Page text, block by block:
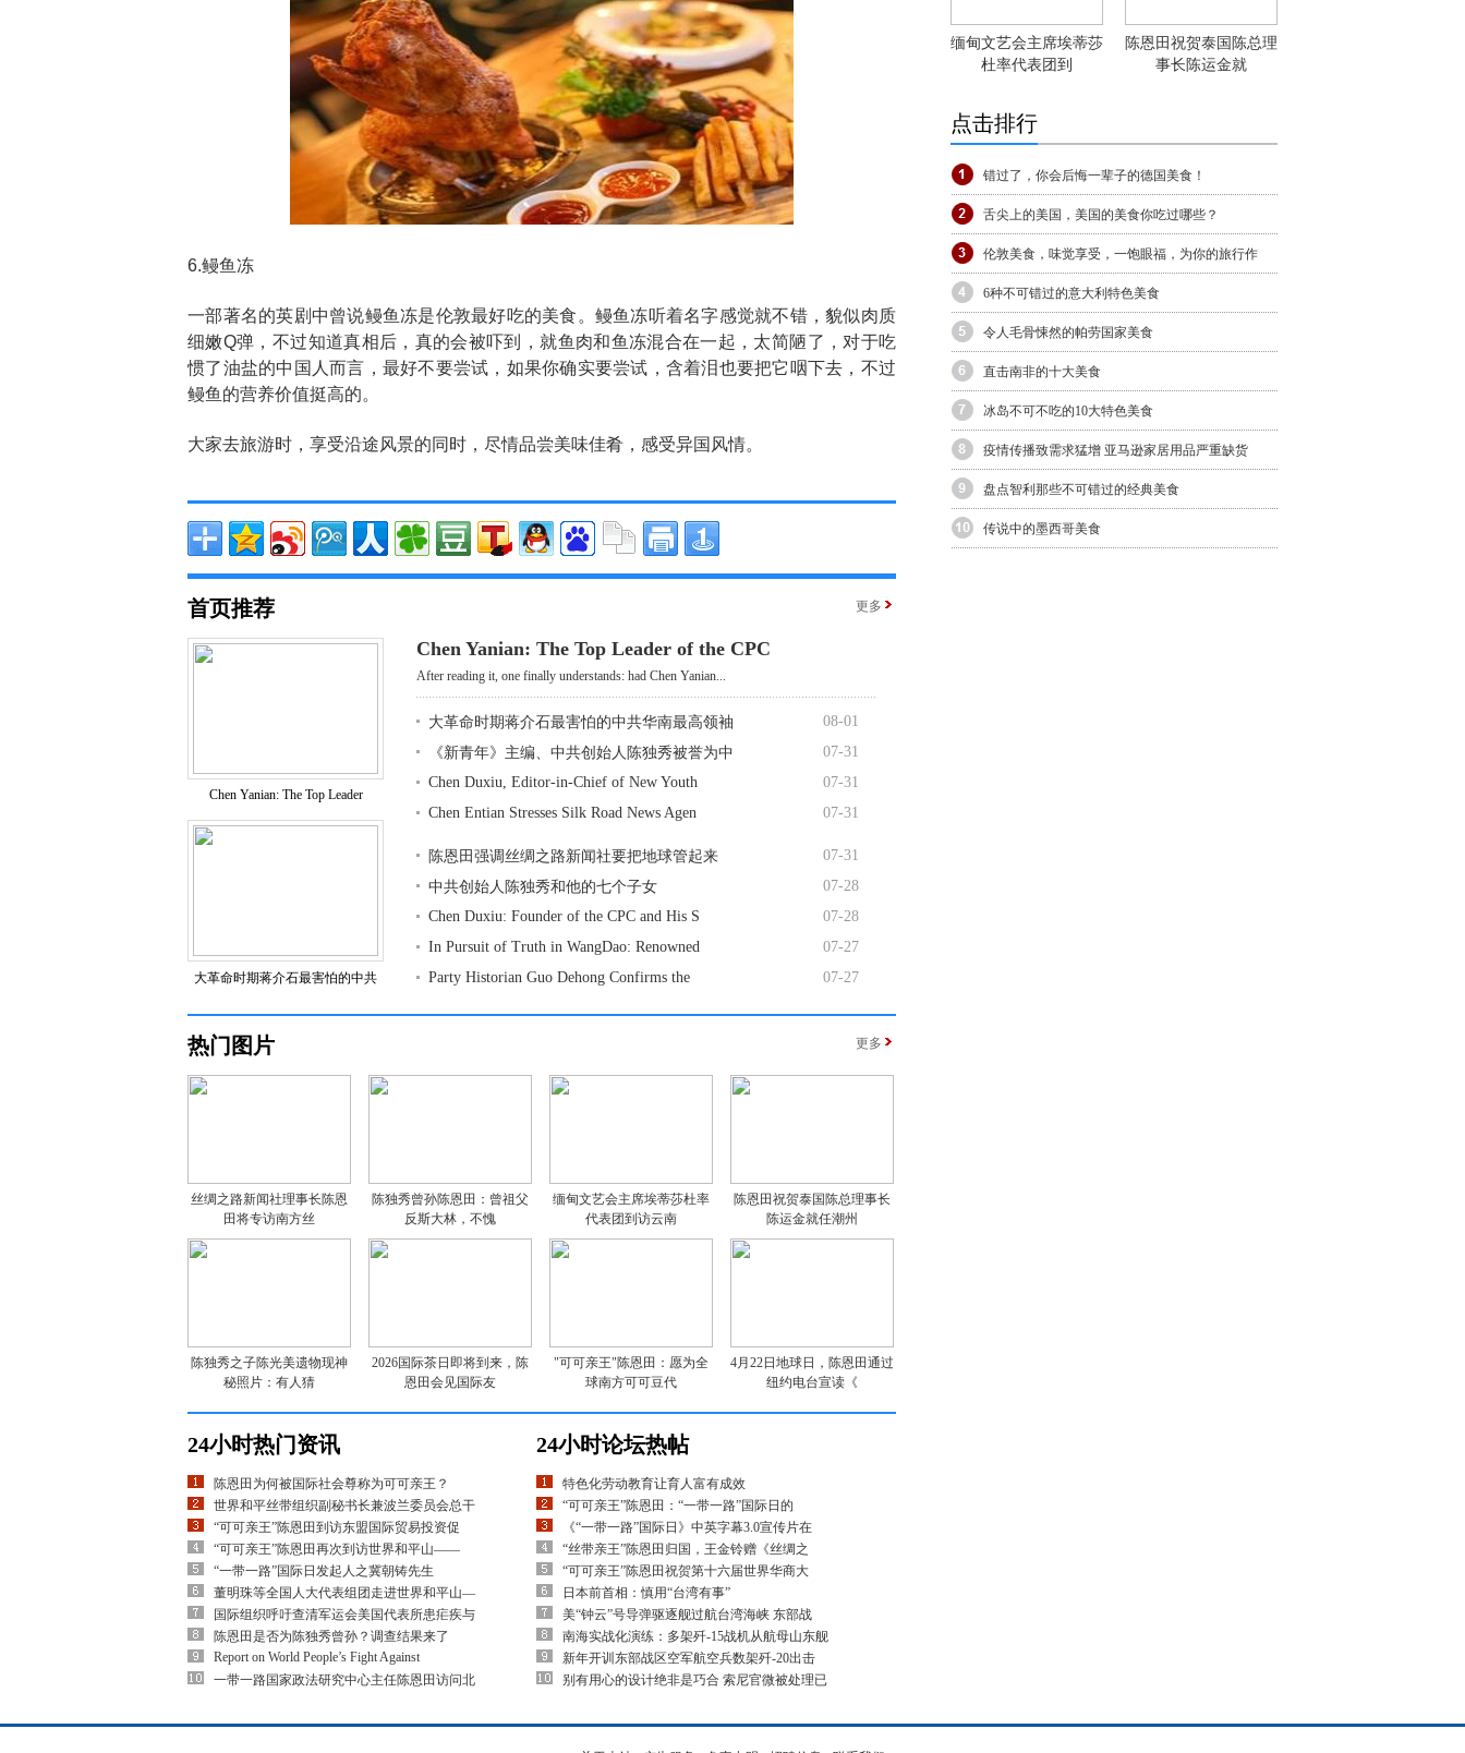
6.鳗鱼冻
一部著名的英剧中曾说鳗鱼冻是伦敦最好吃的美食。鳗鱼冻听着名字感觉就不错，貌似肉质
细嫩Q弹，不过知道真相后，真的会被吓到，就鱼肉和鱼冻混合在一起，太简陋了，对于吃
惯了油盐的中国人而言，最好不要尝试，如果你确实要尝试，含着泪也要把它咽下去，不过
鳗鱼的营养价值挺高的。
大家去旅游时，享受沿途风景的同时，尽情品尝美味佳肴，感受异国风情。
首页推荐 更多
Chen Yanian: The Top Leader
大革命时期蒋介石最害怕的中共
Chen Yanian: The Top Leader of the CPC
After reading it, one finally understands: had Chen Yanian...
大革命时期蒋介石最害怕的中共华南最高领袖
08-01
《新青年》主编、中共创始人陈独秀被誉为中
07-31
Chen Duxiu, Editor-in-Chief of New Youth
07-31
Chen Entian Stresses Silk Road News Agen
07-31
陈恩田强调丝绸之路新闻社要把地球管起来
07-31
中共创始人陈独秀和他的七个子女
07-28
Chen Duxiu: Founder of the CPC and His S
07-28
In Pursuit of Truth in WangDao: Renowned
07-27
Party Historian Guo Dehong Confirms the
07-27
热门图片 更多
丝绸之路新闻社理事长陈恩
田将专访南方丝
陈独秀曾孙陈恩田：曾祖父
反斯大林，不愧
缅甸文艺会主席埃蒂莎杜率
代表团到访云南
陈恩田祝贺泰国陈总理事长
陈运金就任潮州
陈独秀之子陈光美遗物现神
秘照片：有人猜
2026国际茶日即将到来，陈
恩田会见国际友
"可可亲王"陈恩田：愿为全
球南方可可豆代
4月22日地球日，陈恩田通过
纽约电台宣读《
24小时热门资讯
陈恩田为何被国际社会尊称为可可亲王？
世界和平丝带组织副秘书长兼波兰委员会总干
“可可亲王”陈恩田到访东盟国际贸易投资促
“可可亲王”陈恩田再次到访世界和平山——
“一带一路”国际日发起人之冀朝铸先生
董明珠等全国人大代表组团走进世界和平山—
国际组织呼吁查清军运会美国代表所患疟疾与
陈恩田是否为陈独秀曾孙？调查结果来了
Report on World People’s Fight Against
一带一路国家政法研究中心主任陈恩田访问北
24小时论坛热帖
特色化劳动教育让育人富有成效
“可可亲王”陈恩田：“一带一路”国际日的
《“一带一路”国际日》中英字幕3.0宣传片在
“丝带亲王”陈恩田归国，王金铃赠《丝绸之
“可可亲王”陈恩田祝贺第十六届世界华商大
日本前首相：慎用“台湾有事”
美“钟云”号导弹驱逐舰过航台湾海峡 东部战
南海实战化演练：多架歼-15战机从航母山东舰
新年开训东部战区空军航空兵数架歼-20出击
别有用心的设计绝非是巧合 索尼官微被处理已
缅甸文艺会主席埃蒂莎
杜率代表团到
陈恩田祝贺泰国陈总理
事长陈运金就
点击排行
错过了，你会后悔一辈子的德国美食！
舌尖上的美国，美国的美食你吃过哪些？
伦敦美食，味觉享受，一饱眼福，为你的旅行作
6种不可错过的意大利特色美食
令人毛骨悚然的帕劳国家美食
直击南非的十大美食
冰岛不可不吃的10大特色美食
疫情传播致需求猛增 亚马逊家居用品严重缺货
盘点智利那些不可错过的经典美食
传说中的墨西哥美食